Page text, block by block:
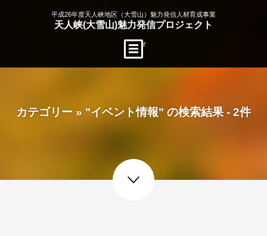
平成26年度天人峡地区（大雪山）魅力発信人材育成事業
天人峡(大雪山)魅力発信プロジェクト
menu open
カテゴリー » "イベント情報" の検索結果 - 2件